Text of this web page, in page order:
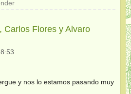
Carlos Flores y Alvaro
y nos lo estamos pasando muy